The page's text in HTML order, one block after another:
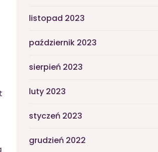
listopad 2023
październik 2023
sierpień 2023
luty 2023
styczeń 2023
grudzień 2022